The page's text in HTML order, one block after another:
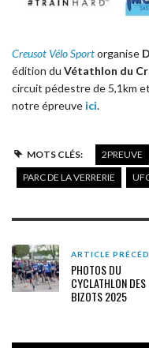
Creusot Vélo Sportorganise
édition du Vétathlon du
circuit pédestre de 5,1km
notre épreuve ici.
MOTS CLÉS: 2PREUVE
PARC DE LA VERRERIE
ARTICLE
PHOTOS DU
CYCLATHLON DES
BIZOTS 2025